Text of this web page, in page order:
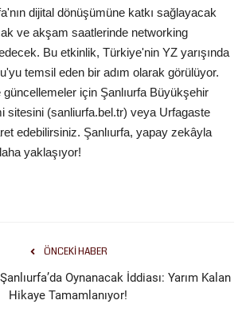
dijital dönüşümüne katkı sağlayacak
ve akşam saatlerinde networking
Bu etkinlik, Türkiye'nin YZ yarışında
temsil eden bir adım olarak görülüyor.
güncellemeler için Şanlıurfa Büyükşehir
sitesini (sanliurfa.bel.tr) veya Urfagaste
edebilirsiniz. Şanlıurfa, yapay zekâyla
yaklaşıyor!
ÖNCEKI HABER
Oynanacak İddiası: Yarım Kalan
Hikaye Tamamlanıyor!